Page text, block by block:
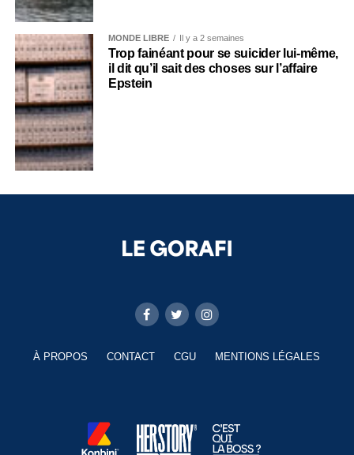
MONDE LIBRE Il y a 2 semaines
Trop fainéant pour se suicider lui-même,
il dit qu’il sait des choses sur l’affaire
Epstein
À PROPOS CONTACT CGU MENTIONS LÉGALES